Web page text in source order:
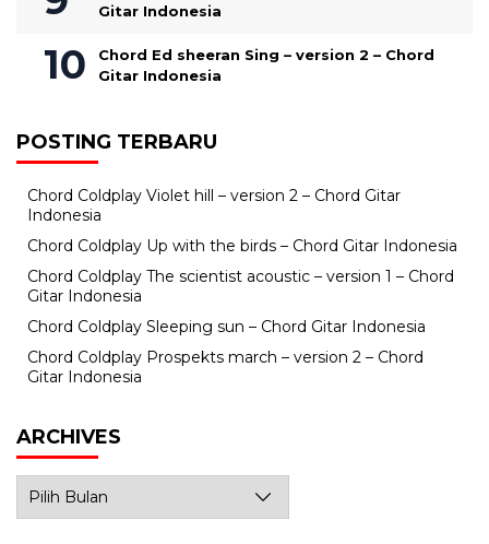
Gitar Indonesia
Chord Ed sheeran Sing – version 2 – Chord
Gitar Indonesia
POSTING TERBARU
Chord Coldplay Violet hill – version 2 – Chord Gitar
Indonesia
Chord Coldplay Up with the birds – Chord Gitar Indonesia
Chord Coldplay The scientist acoustic – version 1 – Chord
Gitar Indonesia
Chord Coldplay Sleeping sun – Chord Gitar Indonesia
Chord Coldplay Prospekts march – version 2 – Chord
Gitar Indonesia
ARCHIVES